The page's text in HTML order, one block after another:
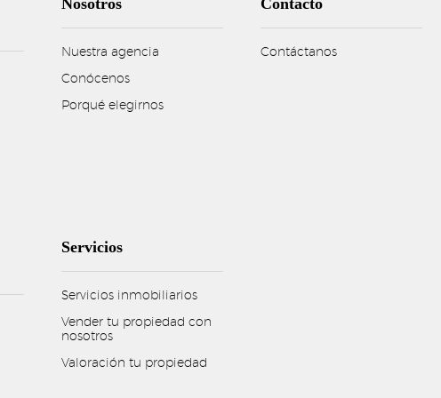
Nuestra agencia
Conócenos
Porqué elegirnos
Contáctanos
Servicios
Servicios inmobiliarios
Vender tu propiedad con
nosotros
Valoración tu propiedad